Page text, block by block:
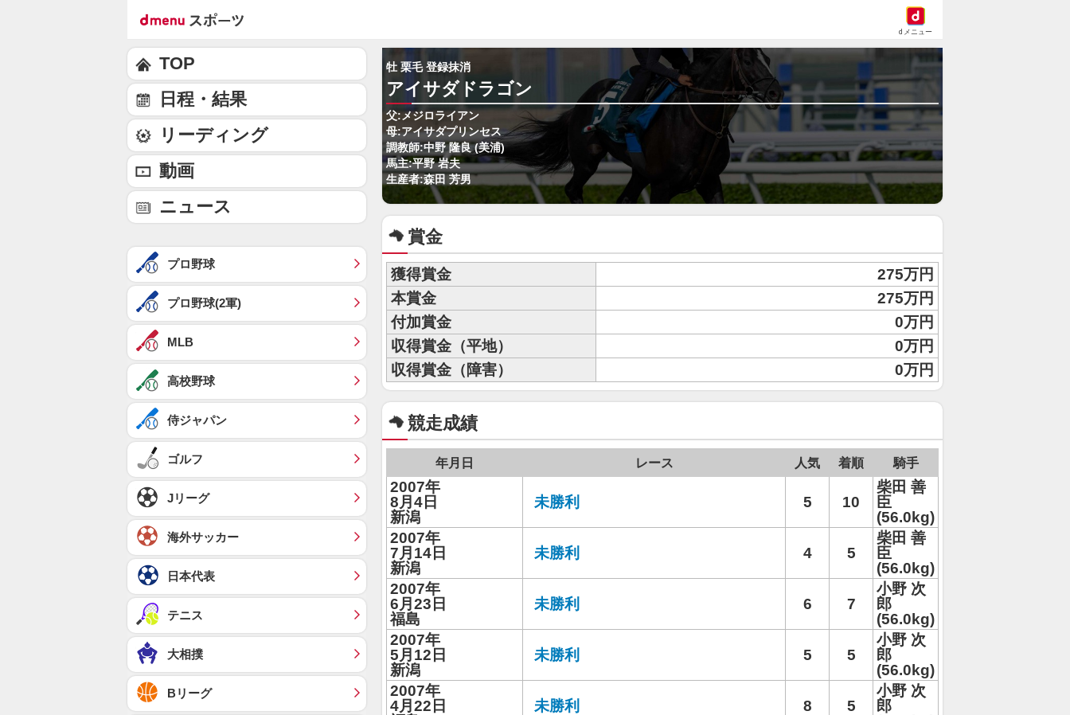
dメニュー
牡 栗毛 登録抹消
アイサダドラゴン
父:メジロライアン
母:アイサダプリンセス
調教師:中野 隆良 (美浦)
馬主:平野 岩夫
生産者:森田 芳男
賞金
獲得賞金
275万円
本賞金
275万円
付加賞金
0万円
収得賞金（平地）
0万円
収得賞金（障害）
0万円
競走成績
年月日 レース 人気 着順 騎手
2007年
8月4日
新潟
未勝利 5 10
柴田 善
臣
(56.0kg)
2007年
7月14日
新潟
未勝利 4 5
柴田 善
臣
(56.0kg)
2007年
6月23日
福島
未勝利 6 7
小野 次
郎
(56.0kg)
2007年
5月12日
新潟
未勝利 5 5
小野 次
郎
(56.0kg)
2007年
4月22日
未勝利 8 5
小野 次
郎
TOP
日程・結果
リーディング
動画
ニュース
プロ野球
プロ野球(2軍)
MLB
高校野球
侍ジャパン
ゴルフ
Jリーグ
海外サッカー
日本代表
テニス
大相撲
Bリーグ